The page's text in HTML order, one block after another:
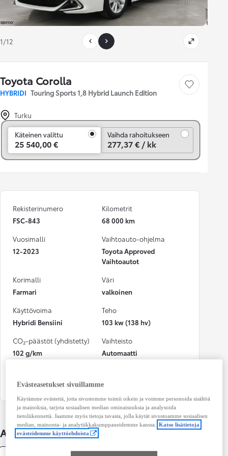
1/12
Toyota Corolla
HYBRIDI Touring Sports 1,8 Hybrid Launch Edition
Tallenna auto
Turku
Käteinen valittu
25 540,00 €
Vaihda rahoitukseen
277,37 € / kk
Rekisterinumero
FSC-843
Kilometrit
68 000 km
Vuosimalli
12-2023
Vaihtoauto-ohjelma
Toyota Approved
Vaihtoautot
Korimalli
Farmari
Väri
valkoinen
Käyttövoima
Hybridi Bensiini
Teho
103 kw (138 hv)
CO₂-päästöt (yhdistetty)
102 g/km
Vaihteisto
Automaatti
4
Auton lisätiedot
Evästeasetukset sivuillamme
Käytämme evästeitä, jotta sivustomme toimii oikein ja voimme personoida sisältöä
ja mainoksia, tarjota sosiaalisen median ominaisuuksia ja analysoida
tietoliikennettä. Jaamme myös tietoja tavasta, jolla käytät sivustoamme sosiaalisen
median, mainonta- ja analytiikkakumppaneidemme kanssa.
Katso lisätietoja
evästeidemme käyttöehdoista